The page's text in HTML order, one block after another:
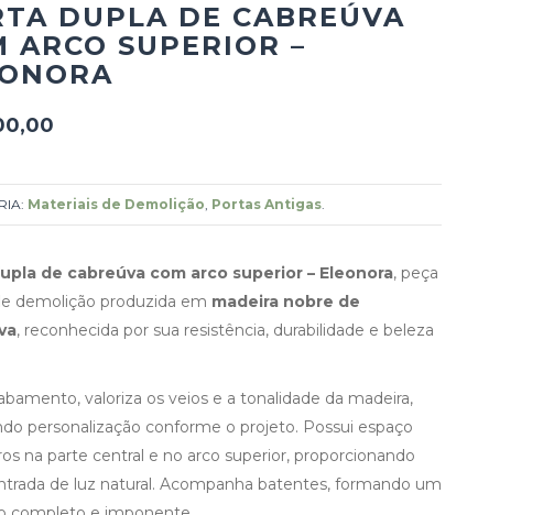
DUPLA DE CABREÚVA
ARCO SUPERIOR –
Materiais de Demolição, Portas Antigas.
de cabreúva com arco superior – Eleonora, peça
demolição produzida em madeira nobre de
, reconhecida por sua resistência, durabilidade e beleza
valoriza os veios e a tonalidade da madeira,
personalização conforme o projeto. Possui espaço
na parte central e no arco superior, proporcionando
de luz natural. Acompanha batentes, formando um